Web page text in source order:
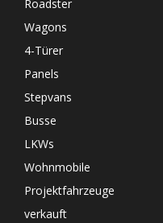
Roadster
Wagons
4-Türer
Panels
Stepvans
Busse
LKWs
Wohnmobile
Projektfahrzeuge
verkauft